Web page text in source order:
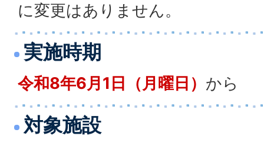
に変更はありません。
実施時期
令和8年6月1日（月曜日） から
対象施設